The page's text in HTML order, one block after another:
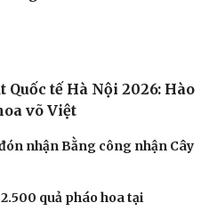
thủy, phương án thoát lũ
đến Việt Nam tăng
thành thiên đường ẩm
giới